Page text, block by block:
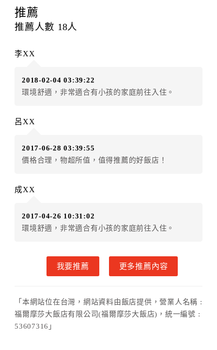
提出申辦不得異動訂單。
每筆訂單異動限定
辦理取消退款。
房者應補足差額。（限原訂飯店）
房者不得要求退其差額。（限原訂飯店）
額3個月
．訂房者使用「保留住宿金額」時，請注意！為避免飯
店客滿，敬請及早計畫，如逾時未提出申辦，視同無條
．每筆訂單異動限定乙次，限原訂飯店，異動完成後不
訂房者應補足差額。 限原訂飯店
六、取消訂單
訂房者因故取消訂單辦理退款，依下列標準申辦：
◎住房日4天前辦理者，訂單費用扣除總計25%為手續費
◎住房日1天前辦理者，訂單費用扣除總計45%為手續費
◎住房日當日辦理者，訂單費用扣除總計100%為手續費
推薦
推薦人數 18人
李XX
2018-02-04 03:39:22
環境舒適，非常適合有小孩的家庭前往入住。
呂XX
2017-06-28 03:39:55
價格合理，物超所值，值得推薦的好飯店！
成XX
2017-04-26 10:31:02
環境舒適，非常適合有小孩的家庭前往入住。
我要推薦 更多推薦內容
「本網站位在台灣，網站資料由飯店提供，營業人名稱 :
福爾摩莎大飯店有限公司(福爾摩莎大飯店)，統一編號 :
53607316」